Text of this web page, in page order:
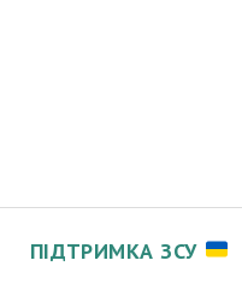
ПІДТРИМКА ЗСУ